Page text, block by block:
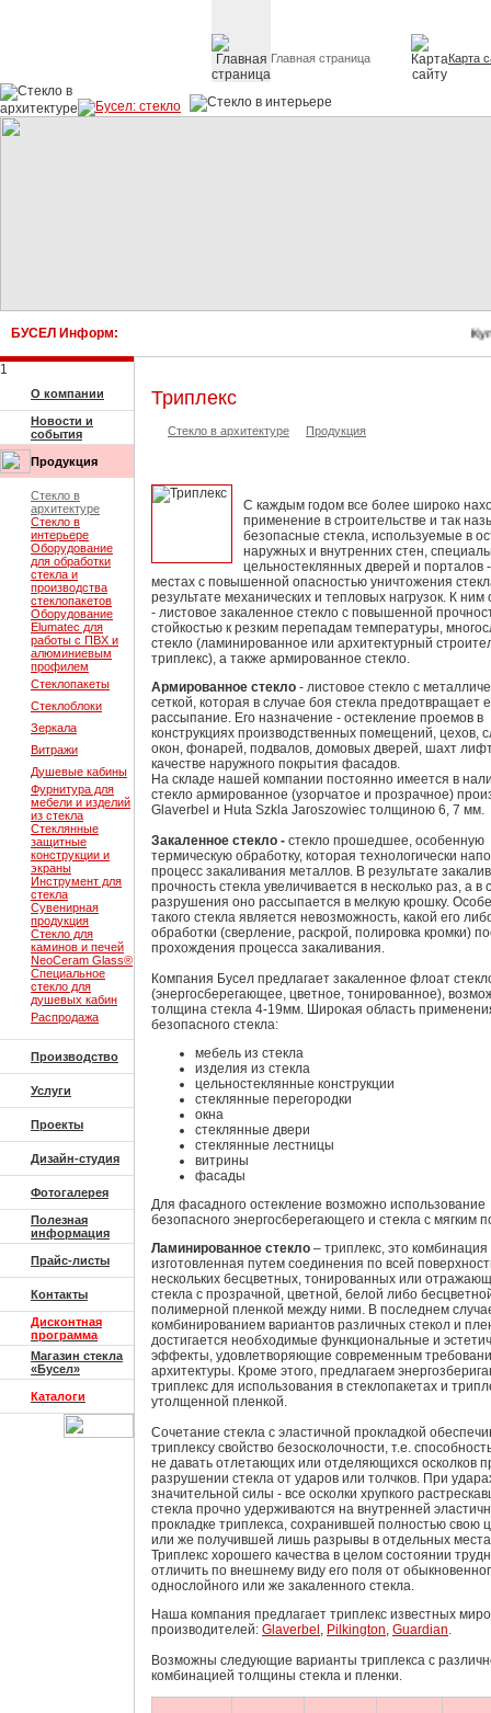
Главная страница Карта
БУСЕЛ Информ:
1
О компании
Новости и
события
Продукция
Стекло в
архитектуре
Стекло в
интерьере
Оборудование
для обработки
стекла и
производства
стеклопакетов
Оборудование
Elumatec для
работы с ПВХ и
алюминиевым
профилем
Стеклопакеты
Стеклоблоки
Зеркала
Витражи
Душевые кабины
Фурнитура для
мебели и изделий
из стекла
Стеклянные
защитные
конструкции и
экраны
Инструмент для
стекла
Сувенирная
продукция
Стекло для
каминов и печей
NeoCeram Glass®
Специальное
стекло для
душевых кабин
Распродажа
Производство
Услуги
Проекты
Дизайн-студия
Фотогалерея
Полезная
информация
Прайс-листы
Контакты
Дисконтная
программа
Магазин стекла
«Бусел»
Каталоги
Триплекс
Стекло в архитектуре Продукция
С каждым годом все более широко
применение в строительстве и так
безопасные стекла, используемые в
наружных и внутренних стен,
цельностеклянных дверей и порталов
местах с повышенной опасностью уничтожения
результате механических и тепловых нагрузок. К ним
- листовое закаленное стекло с повышенной
стойкостью к резким перепадам температуры,
стекло (ламинированное или архитектурный
триплекс), а также армированное стекло.
Армированное стекло - листовое стекло с
сеткой, которая в случае боя стекла предотвращает
рассыпание. Его назначение - остекление проемов в
конструкциях производственных помещений, цехов,
окон, фонарей, подвалов, домовых дверей, шахт
качестве наружного покрытия фасадов.
На складе нашей компании постоянно имеется в
стекло армированное (узорчатое и прозрачное)
Glaverbel и Huta Szkla Jaroszowiec толщиною 6, 7 мм.
Закаленное стекло - стекло прошедшее, особенную
термическую обработку, которая технологически
процесс закаливания металлов. В результате
прочность стекла увеличивается в несколько раз, а в
разрушения оно рассыпается в мелкую крошку.
такого стекла является невозможность, какой его
обработки (сверление, раскрой, полировка кромки)
прохождения процесса закаливания.
Компания Бусел предлагает закаленное флоат
(энергосберегающее, цветное, тонированное),
толщина стекла 4-19мм. Широкая область
безопасного стекла:
мебель из стекла
изделия из стекла
цельностеклянные конструкции
стеклянные перегородки
окна
стеклянные двери
стеклянные лестницы
витрины
фасады
Для фасадного остекление возможно использование
безопасного энергосберегающего и стекла с мягким
Ламинированное стекло – триплекс, это комбинация
изготовленная путем соединения по всей
нескольких бесцветных, тонированных или
стекла с прозрачной, цветной, белой либо
полимерной пленкой между ними. В последнем
комбинированием вариантов различных стекол и
достигается необходимые функциональные и
эффекты, удовлетворяющие современным
архитектуры. Кроме этого, предлагаем
триплекс для использования в стеклопакетах и
утолщенной пленкой.
Сочетание стекла с эластичной прокладкой
триплексу свойство безосколочности, т.е.
не давать отлетающих или отделяющихся осколков
разрушении стекла от ударов или толчков. При
значительной силы - все осколки хрупкого
стекла прочно удерживаются на внутренней
прокладке триплекса, сохранившей полностью свою
или же получившей лишь разрывы в отдельных
Триплекс хорошего качества в целом состоянии
отличить по внешнему виду его поля от
однослойного или же закаленного стекла.
Наша компания предлагает триплекс известных
производителей: Glaverbel , Pilkington, Guardian.
Возможны следующие варианты триплекса с
комбинацией толщины стекла и пленки.